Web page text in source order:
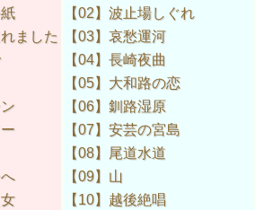
ました
【02】波止場しぐれ
【03】哀愁運河
【04】長崎夜曲
【05】大和路の恋
【06】釧路湿原
【07】安芸の宮島
【08】尾道水道
【09】山
【10】越後絶唱